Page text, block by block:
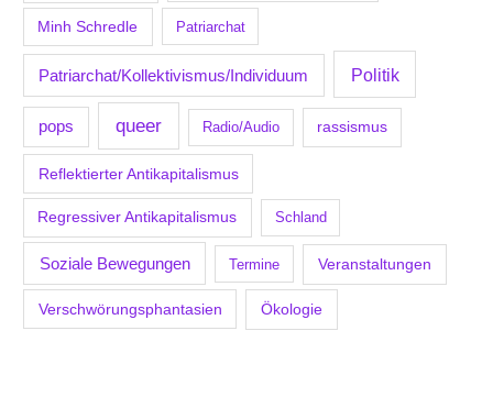
Minh Schredle Patriarchat
Patriarchat/Kollektivismus/Individuum Politik
pops queer Radio/Audio rassismus
Reflektierter Antikapitalismus
Regressiver Antikapitalismus Schland
Soziale Bewegungen Termine Veranstaltungen
Verschwörungsphantasien Ökologie